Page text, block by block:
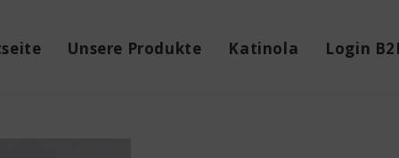
Unsere Produkte Katinola Login